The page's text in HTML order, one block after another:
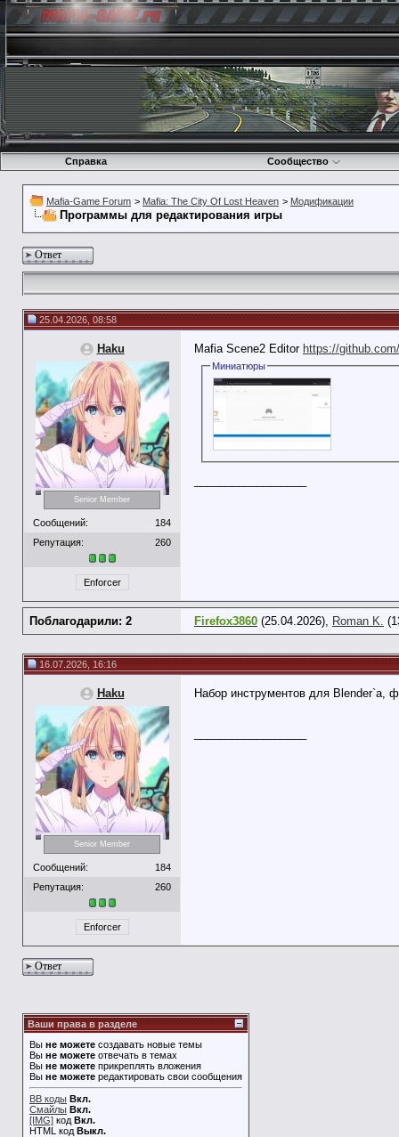
Справка Сообщество
Mafia-Game Forum > Mafia: The City Of Lost Heaven > Модификации
Программы для редактирования игры
Ответ
25.04.2026, 08:58
Haku
Senior Member
Сообщений:
184
Репутация:
260
Enforcer
Mafia Scene2 Editor https://
Миниатюры
Поблагодарили: 2 Firefox3860 (25.04.2026), Roman K.
16.07.2026, 16:16
Haku
Senior Member
Сообщений:
184
Репутация:
260
Enforcer
Набор инструментов для Blender`a,
Ответ
Ваши права в разделе
Вы не можете создавать новые темы
Вы не можете отвечать в темах
Вы не можете прикреплять вложения
Вы не можете редактировать свои сообщения
BB коды Вкл.
Смайлы Вкл.
[IMG] код Вкл.
HTML код Выкл.